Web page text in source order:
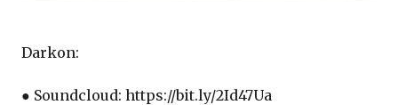
Darkon:
● Soundcloud: https://bit.ly/2Id47Ua